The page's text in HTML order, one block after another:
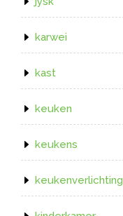
karwei
kast
keuken
keukens
keukenverlichting